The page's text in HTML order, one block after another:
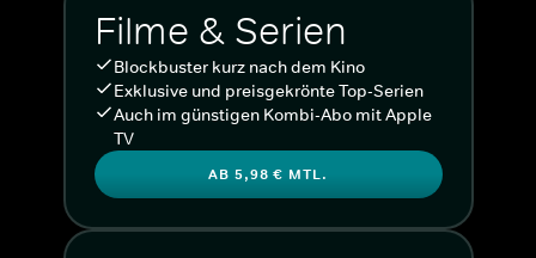
Filme & Serien
Blockbuster kurz nach dem Kino
Exklusive und preisgekrönte Top-Serien
Auch im günstigen Kombi-Abo mit Apple
TV
AB 5,98 € MTL.